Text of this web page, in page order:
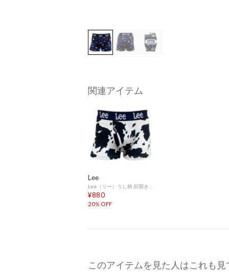
関連アイテム
Lee
¥880
20％OFF
このアイテムを見た人はこれも見